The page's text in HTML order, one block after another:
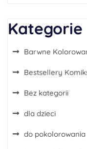
Kategorie
Barwne
Bestsellery
Bez kategorii
dla dzieci
do pokolorowania